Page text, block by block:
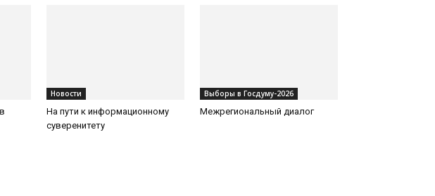
Новости
На пути к информационному
суверенитету
Выборы в Госдуму-2026
Межрегиональный диалог